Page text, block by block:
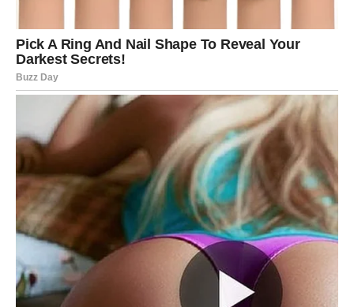
nova ideja donosi pomak.
Vaša želja za drugačijim sada postaje moguća.
RIBE – ŽELJA ZA ROMANTIKOM
I SREĆOM
Ribe ulaze u svoj period sa pojačanom intuicijom.
U ljubavi dolazi romantičan trenutak ili nova osoba.
Poslovno – kreativnost donosi uspeh.
Vaša želja za bajkom sada ima šansu da postane
stvarnost.